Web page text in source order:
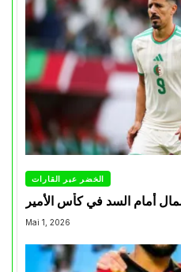
الخضر عبر القارات
أمام السد في كأس الأمير
Mai 1, 2026